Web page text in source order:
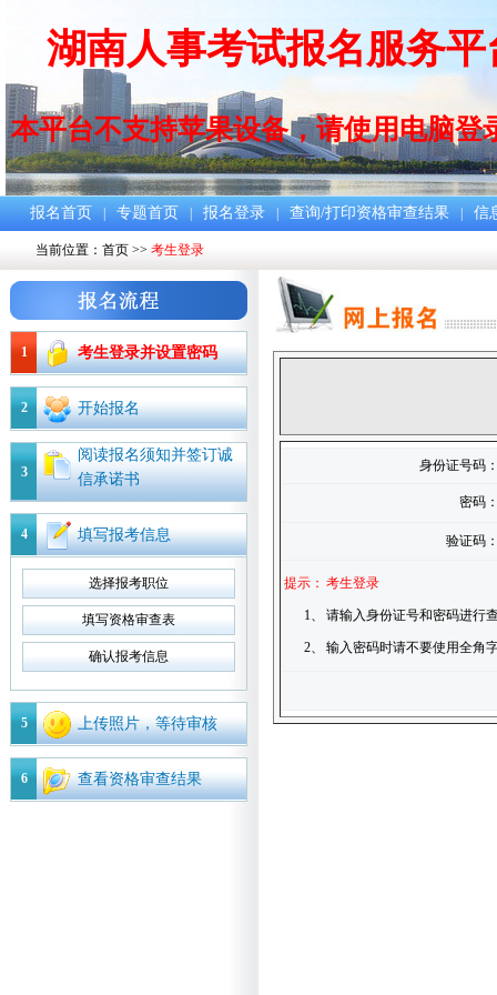
湖南人事考试报名服务平
本平台不支持苹果设备，请使用电脑登
报名首页 专题首页 报名登录 查询/打印资格审查结果 信
当前位置： 首页 >> 考生登录
1 考生登录并设置密码
2 开始报名
3
阅读报名须知并签订诚
信承诺书
4 填写报考信息
选择报考职位
填写资格审查表
确认报考信息
5 上传照片，等待审核
6 查看资格审查结果
身份证号码
密码
验证码
提示： 考生登录
1、 请输入身份证号和密码进行
2、 输入密码时请不要使用全角